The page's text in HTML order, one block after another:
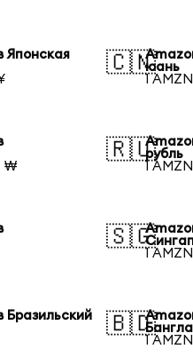
Японская
🇨🇳юань
1
₩
🇷🇺рубль
1
🇸🇬
1
Бразильский
🇧🇩
1